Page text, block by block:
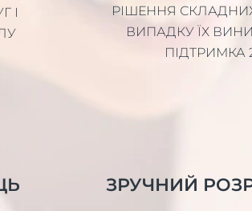
І
РІШЕННЯ
ВИПАДКУ ЇХ
ПІДТРИМКА
ЗРУЧНИЙ